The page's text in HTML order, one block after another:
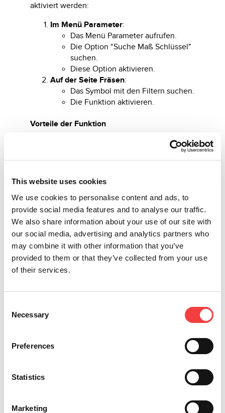
This website uses cookies
We use cookies to personalise content and ads, to
provide social media features and to analyse our traffic.
We also share information about your use of our site with
our social media, advertising and analytics partners who
may combine it with other information that you’ve
provided to them or that they’ve collected from your use
of their services.
Selection
Necessary
Preferences
Statistics
Marketing
aktiviert werden:
Im Menü Parameter:
Das Menü Parameter aufrufen.
Die Option "Suche Maß Schlüssel"
suchen.
Diese Option aktivieren.
Auf der Seite Fräsen:
Das Symbol mit den Filtern suchen.
Die Funktion aktivieren.
Vorteile der Funktion
Berechnung des Schlüssels im Raum und
Vorteile des Updates
Das Update der Version 02.05.0 der App KDT ist
von grundlegender Bedeutung für alle, die die
Spannbacke Q der Schlüsselfräsmaschine
Messenger von Keyline verwenden. Die neue
eine konkrete technologische Verbesserung und
Präzision beim Kopieren von Schlüsseln legen.
Andere vorgeschlagene News